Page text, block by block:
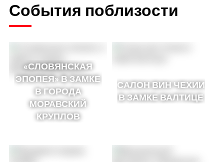
События поблизости
«СЛОВЯНСКАЯ
ЭПОПЕЯ» В ЗАМКЕ
В ГОРОДА
МОРАВСКИЙ
КРУПЛОВ
САЛОН ВИН ЧЕХИИ
В ЗАМКЕ ВАЛТИЦЕ